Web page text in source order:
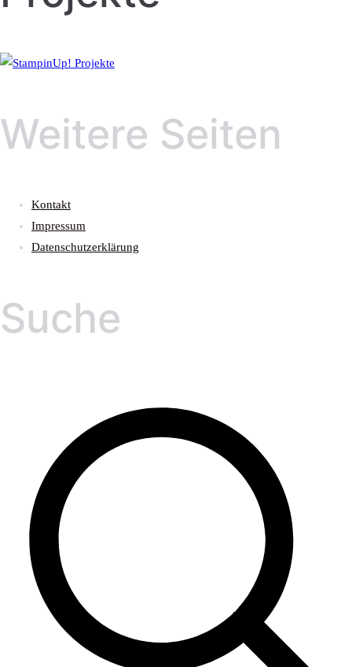
Weitere Seiten
Kontakt
Impressum
Datenschutzerklärung
Suche